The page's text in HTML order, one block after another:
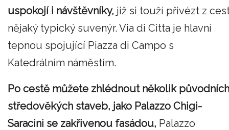
uspokojí i návštěvníky, již si touží přivézt z
nějaký typický suvenýr. Via di Citta je hlavní
tepnou spojující Piazza di Campo s
Katedrálním náměstím.
Po cestě můžete zhlédnout několik původních
středověkých staveb, jako Palazzo Chigi-
Saracini se zakřivenou fasádou, Palazzo